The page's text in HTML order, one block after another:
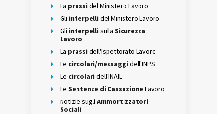
La prassi del Ministero Lavoro
Gli interpelli del Ministero Lavoro
Gli interpelli sulla Sicurezza
Lavoro
La prassi dell'Ispettorato Lavoro
Le circolari/messaggi dell'INPS
Le circolari dell'INAIL
Le Sentenze di Cassazione Lavoro
Notizie sugli Ammortizzatori
Sociali